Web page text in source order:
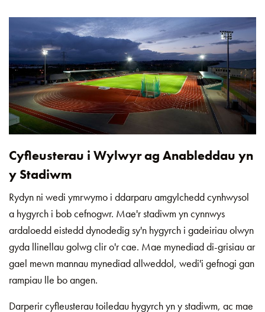
Cyfleusterau i Wylwyr ag Anableddau yn
y Stadiwm
Rydyn ni wedi ymrwymo i ddarparu amgylchedd cynhwysol
a hygyrch i bob cefnogwr. Mae'r stadiwm yn cynnwys
ardaloedd eistedd dynodedig sy'n hygyrch i gadeiriau olwyn
gyda llinellau golwg clir o'r cae. Mae mynediad di-grisiau ar
gael mewn mannau mynediad allweddol, wedi'i gefnogi gan
rampiau lle bo angen.
Darperir cyfleusterau toiledau hygyrch yn y stadiwm, ac mae